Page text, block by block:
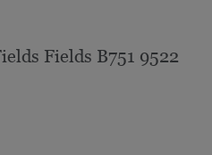
Fields B751 9522